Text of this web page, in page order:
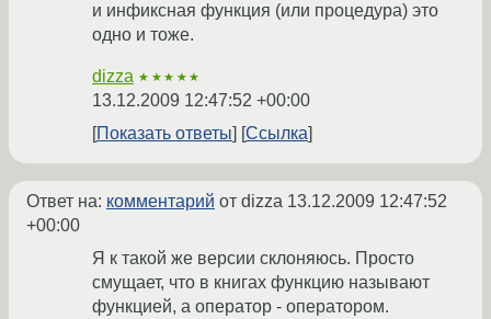
и инфиксная функция (или процедура) это
одно и тоже.
dizza ★★★★★
13.12.2009 12:47:52 +00:00
Показать ответы
Ссылка
Ответ на: комментарий от dizza 13.12.2009 12:47:52
+00:00
Я к такой же версии склоняюсь. Просто
смущает, что в книгах функцию называют
функцией, а оператор - оператором.